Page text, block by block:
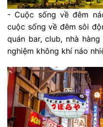
- Cuộc sống về đêm
cuộc sống về đêm sôi
quán bar, club, nhà
nghiệm không khí náo